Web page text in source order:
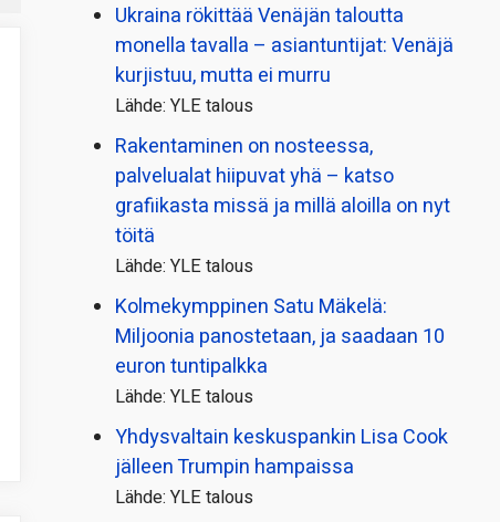
Ukraina rökittää Venäjän taloutta
monella tavalla – asiantuntijat: Venäjä
kurjistuu, mutta ei murru
Lähde: YLE talous
Rakentaminen on nosteessa,
palvelualat hiipuvat yhä – katso
grafiikasta missä ja millä aloilla on nyt
töitä
Lähde: YLE talous
Kolmekymppinen Satu Mäkelä:
Miljoonia panostetaan, ja saadaan 10
euron tuntipalkka
Lähde: YLE talous
Yhdysvaltain keskuspankin Lisa Cook
jälleen Trumpin hampaissa
Lähde: YLE talous